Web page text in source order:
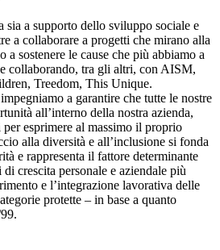
sia a supporto dello sviluppo sociale e
a collaborare a progetti che mirano alla
a sostenere le cause che più abbiamo a
collaborando, tra gli altri, con AISM,
Treedom, This Unique.
a garantire che tutte le nostre
all’interno della nostra azienda,
esprimere al massimo il proprio
alla diversità e all’inclusione si fonda
e rappresenta il fattore determinante
crescita personale e aziendale più
e l’integrazione lavorativa delle
protette – in base a quanto